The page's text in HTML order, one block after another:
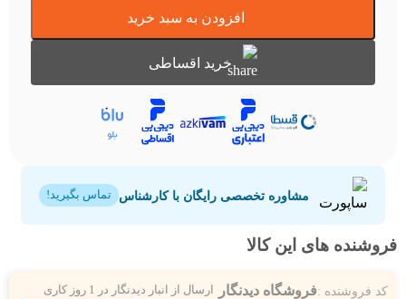
افزودن به سبد خرید
خرید اقساطی
مشاوره تخصصی رایگان با کارشناس تماس بگیرید!
فروشنده های این کالا
کد فروشنده :فروشگاه دیدنگار ارسال از انبار دیدنگار در 1 روز کاری